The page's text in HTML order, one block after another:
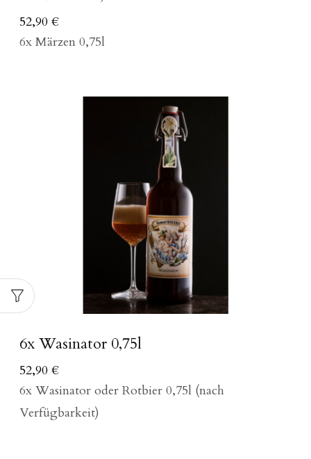
52,90 €
6x Märzen 0,75l
6x Wasinator 0,75l
52,90 €
6x Wasinator oder Rotbier 0,75l (nach
Verfügbarkeit)